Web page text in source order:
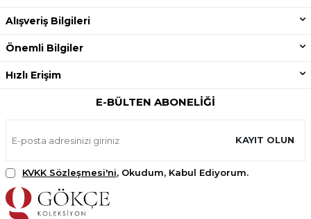
Alışveriş Bilgileri
Önemli Bilgiler
Hızlı Erişim
E-BÜLTEN ABONELIĞI
KAYIT OLUN
KVKK Sözleşmesi'ni, Okudum, Kabul Ediyorum.